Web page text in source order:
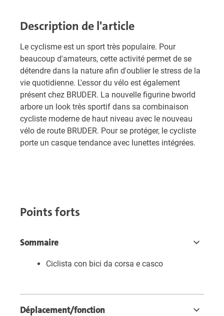
Description de l'article
Le cyclisme est un sport très populaire. Pour
beaucoup d'amateurs, cette activité permet de se
détendre dans la nature afin d'oublier le stress de la
vie quotidienne. L'essor du vélo est également
présent chez BRUDER. La nouvelle figurine bworld
arbore un look très sportif dans sa combinaison
cycliste moderne de haut niveau avec le nouveau
vélo de route BRUDER. Pour se protéger, le cycliste
porte un casque tendance avec lunettes intégrées.
Points forts
Sommaire
Ciclista con bici da corsa e casco
Déplacement/fonction